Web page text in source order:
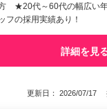
★20代～60代の幅広い
フの採用実績あり！
詳細を見
更新日： 2026/07/17